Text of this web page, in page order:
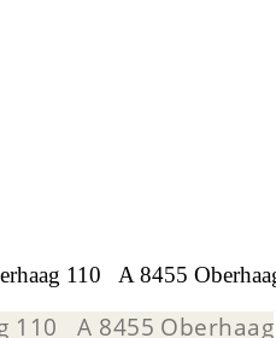
110 A 8455
110 A 8455 Oberhaag